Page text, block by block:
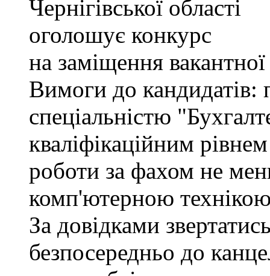
Чернігівської області
оголошує конкурс
на заміщення
Вимоги до кандидатів:
спеціальністю
кваліфікаційним
роботи за фахом не
комп'ютерною
За довідками
безпосередньо до